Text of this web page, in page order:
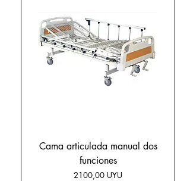
Cama articulada manual dos
funciones
Precio
2100,00 UYU